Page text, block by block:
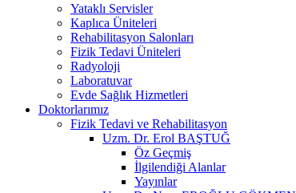
Yataklı Servisler
Kaplıca Üniteleri
Rehabilitasyon Salonları
Fizik Tedavi Üniteleri
Radyoloji
Laboratuvar
Evde Sağlık Hizmetleri
Doktorlarımız
Fizik Tedavi ve Rehabilitasyon
Uzm. Dr. Erol BAŞTUĞ
Öz Geçmiş
İlgilendiği Alanlar
Yayınlar